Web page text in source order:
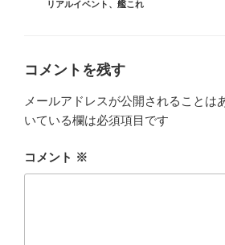
リ
グ
リアルイベント 、 艦これ
コメントを残す
メールアドレスが公開されることは
いている欄は必須項目です
コメント ※